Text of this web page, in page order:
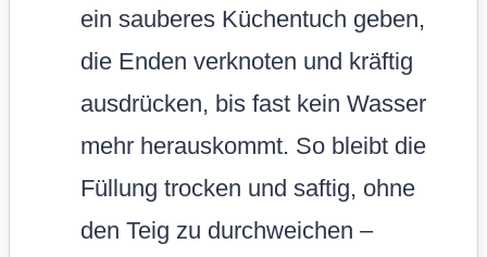
ein sauberes Küchentuch geben,
die Enden verknoten und kräftig
ausdrücken, bis fast kein Wasser
mehr herauskommt. So bleibt die
Füllung trocken und saftig, ohne
den Teig zu durchweichen –